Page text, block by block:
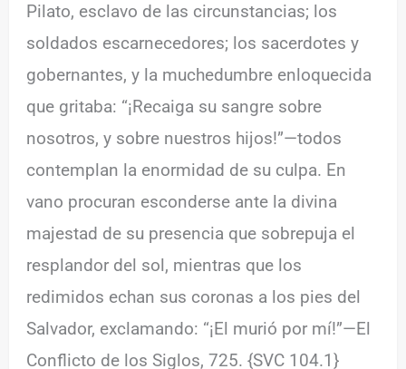
Pilato, esclavo de las circunstancias; los
soldados escarnecedores; los sacerdotes y
gobernantes, y la muchedumbre enloquecida
que gritaba: “¡Recaiga su sangre sobre
nosotros, y sobre nuestros hijos!”—todos
contemplan la enormidad de su culpa. En
vano procuran esconderse ante la divina
majestad de su presencia que sobrepuja el
resplandor del sol, mientras que los
redimidos echan sus coronas a los pies del
Salvador, exclamando: “¡El murió por mí!”—El
Conflicto de los Siglos, 725. {SVC 104.1}